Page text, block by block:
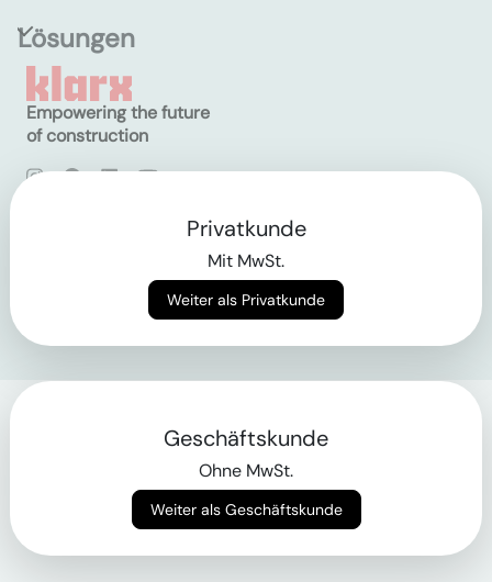
Lösungen
Empowering the future
of construction
Login
Privatkunde
Mit MwSt.
Weiter als Privatkunde
Geschäftskunde
Ohne MwSt.
Weiter als Geschäftskunde